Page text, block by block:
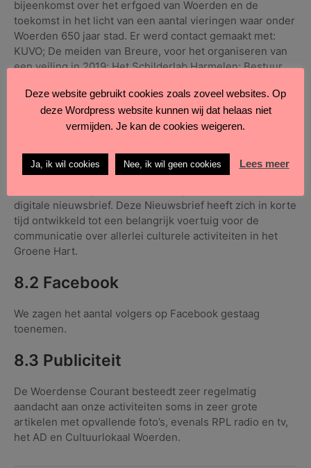
bijeenkomst over het erfgoed van Woerden en de
toekomst in het licht van een aantal vieringen waar onder
Woerden 650 jaar stad. Er werd contact gemaakt met:
KUVO; De meiden van Breure, voor het organiseren van
een veiling in 2019; Het Schilderlab Harmelen; Bestuur
Beursvloer en maakten afspraken over de trofees voor
de RijnKUNSTprijs en voor een expositie in de
bibliotheek.
8.1 Nieuwsbrief
digitale nieuwsbrief. Deze Nieuwsbrief heeft zich in korte
tijd ontwikkeld tot een belangrijk voertuig voor de
communicatie over allerlei culturele activiteiten in het
Groene Hart.
8.2 Facebook
We zagen het aantal volgers op Facebook gestaag
toenemen.
8.3 Publiciteit
De Woerdense Courant besteedt zeer regelmatig
aandacht aan onze activiteiten soms in zeer grote
artikelen met opvallende foto’s, evenals RPL radio en tv,
het AD en Cultuurlokaal Woerden.
Deze website gebruikt cookies zoals zoveel websites. Op
deze Wordpress website kunnen wij dat helaas niet
vermijden. Je kan de cookies weigeren.
Ja, ik wil cookies Nee, ik wil geen cookies Lees meer